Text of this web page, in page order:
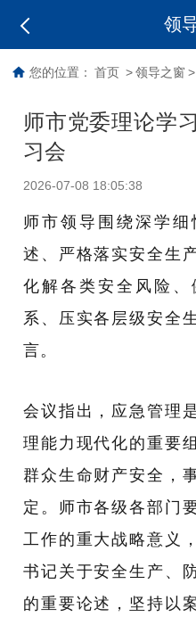
领
您的位置： 首页 > 领导之窗 >
师市党委理论学
习会
2026-07-08 18:05:38
师市领导围绕深学
述、严格落实安全生
化解各类安全风险
系、压实各层级安全
言。
会议指出，应急管理
理能力现代化的重要
群众生命财产安全，
定。师市各级各部门
工作的重大战略意义
书记关于安全生产、
的重要论述，坚持以